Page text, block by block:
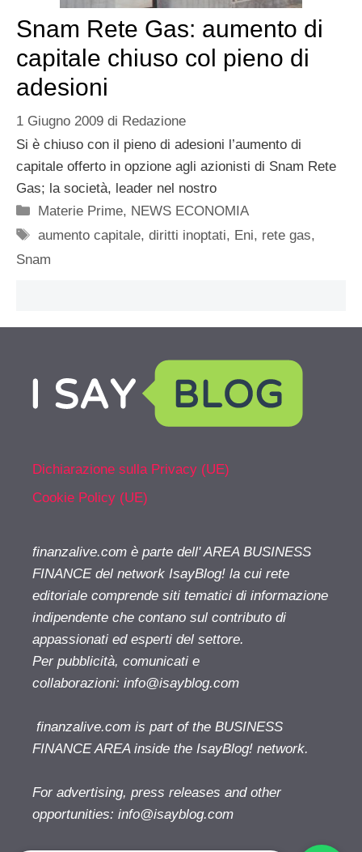
Snam Rete Gas: aumento di
capitale chiuso col pieno di
adesioni
1 Giugno 2009 di Redazione
Si è chiuso con il pieno di adesioni l’aumento di
capitale offerto in opzione agli azionisti di Snam Rete
Gas; la società, leader nel nostro
Categorie
Materie Prime, NEWS ECONOMIA
Tag
aumento capitale,diritti inoptati, Eni, rete gas,
Snam
Dichiarazione sulla Privacy (UE)
Cookie Policy (UE)
finanzalive.com è parte dell' AREA BUSINESS
FINANCE del network IsayBlog! la cui rete
editoriale comprende siti tematici di informazione
indipendente che contano sul contributo di
appassionati ed esperti del settore.
Per pubblicità, comunicati e
collaborazioni: info@isayblog.com
finanzalive.com is part of the BUSINESS
FINANCE AREA inside the IsayBlog! network.
For advertising, press releases and other
opportunities: info@isayblog.com